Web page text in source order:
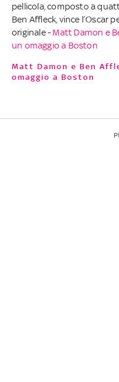
pellicola, composto a
Ben Affleck, vince l’Oscar
originale -Matt Damon e
un omaggio a Boston
Matt Damon e Ben Affleck di nuovo insieme per un
omaggio a Boston